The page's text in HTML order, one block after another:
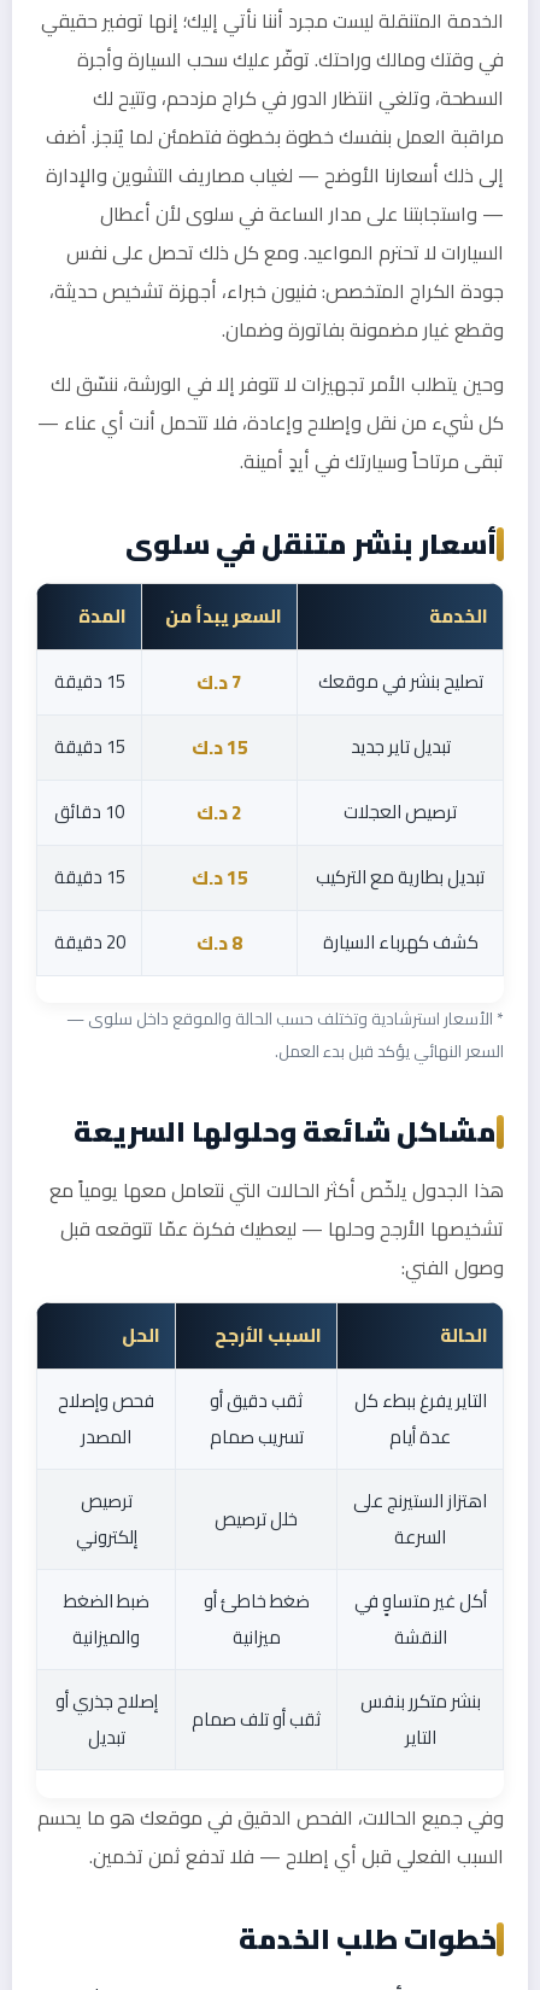
الخدمة المتنقلة ليست مجرد أننا نأتي إليك؛ إنها توفير حقيقي
في وقتك ومالك وراحتك. توفّر عليك سحب السيارة وأجرة
السطحة، وتلغي انتظار الدور في كراج مزدحم، وتتيح لك
مراقبة العمل بنفسك خطوة بخطوة فتطمئن لما يُنجز. أضف
إلى ذلك أسعارنا الأوضح — لغياب مصاريف التشوين والإدارة
— واستجابتنا على مدار الساعة في سلوى لأن أعطال
السيارات لا تحترم المواعيد. ومع كل ذلك تحصل على نفس
جودة الكراج المتخصص: فنيون خبراء، أجهزة تشخيص حديثة،
وقطع غيار مضمونة بفاتورة وضمان.
وحين يتطلب الأمر تجهيزات لا تتوفر إلا في الورشة، ننسّق لك
كل شيء من نقل وإصلاح وإعادة، فلا تتحمل أنت أي عناء —
تبقى مرتاحاً وسيارتك في أيدٍ أمينة.
أسعار بنشر متنقل في سلوى
الخدمة السعر يبدأ من
المدة
تصليح بنشر في موقعك
7 د.ك
15 دقيقة
تبديل تاير جديد
15 د.ك
15 دقيقة
ترصيص العجلات
2 د.ك
10 دقائق
تبديل بطارية مع التركيب
15 د.ك
15 دقيقة
كشف كهرباء السيارة
8 د.ك 20 دقيقة
* الأسعار استرشادية وتختلف حسب الحالة والموقع داخل سلوى —
السعر النهائي يؤكد قبل بدء العمل.
مشاكل شائعة وحلولها السريعة
هذا الجدول يلخّص أكثر الحالات التي نتعامل معها يومياً مع
تشخيصها الأرجح وحلها — ليعطيك فكرة عمّا تتوقعه قبل
وصول الفني:
الحالة السبب الأرجح
الحل
التاير يفرغ ببطء كل
عدة أيام
ثقب دقيق أو
تسريب صمام
فحص وإصلاح
المصدر
اهتزاز الستيرنج على
السرعة
خلل ترصيص
ترصيص
إلكتروني
أكل غير متساوٍ في
النقشة
ضغط خاطئ أو
ميزانية
ضبط الضغط
والميزانية
بنشر متكرر بنفس
التاير
ثقب أو تلف صمام
إصلاح جذري أو
تبديل
وفي جميع الحالات، الفحص الدقيق في موقعك هو ما يحسم
السبب الفعلي قبل أي إصلاح — فلا تدفع ثمن تخمين.
خطوات طلب الخدمة